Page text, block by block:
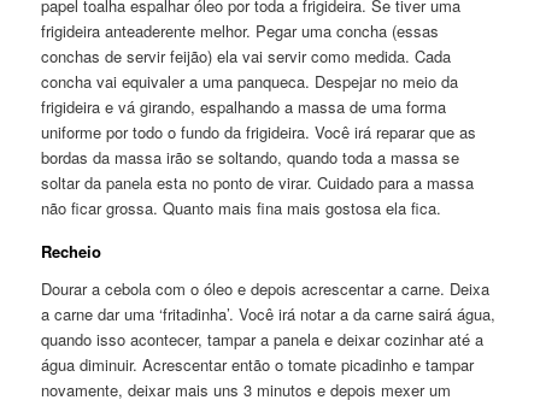
papel toalha espalhar óleo por toda a frigideira. Se tiver uma
frigideira anteaderente melhor. Pegar uma concha (essas
conchas de servir feijão) ela vai servir como medida. Cada
concha vai equivaler a uma panqueca. Despejar no meio da
frigideira e vá girando, espalhando a massa de uma forma
uniforme por todo o fundo da frigideira. Você irá reparar que as
bordas da massa irão se soltando, quando toda a massa se
soltar da panela esta no ponto de virar. Cuidado para a massa
não ficar grossa. Quanto mais fina mais gostosa ela fica.
Recheio
Dourar a cebola com o óleo e depois acrescentar a carne. Deixa
a carne dar uma ‘fritadinha’. Você irá notar a da carne sairá água,
quando isso acontecer, tampar a panela e deixar cozinhar até a
água diminuir. Acrescentar então o tomate picadinho e tampar
novamente, deixar mais uns 3 minutos e depois mexer um